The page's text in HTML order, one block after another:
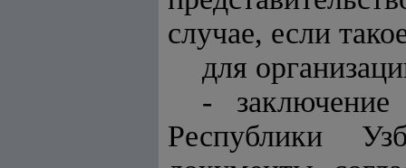
случае, если
для
- заключение
Республики